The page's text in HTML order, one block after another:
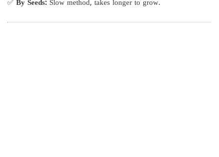
✅ By Seeds: Slow method, takes longer to grow.